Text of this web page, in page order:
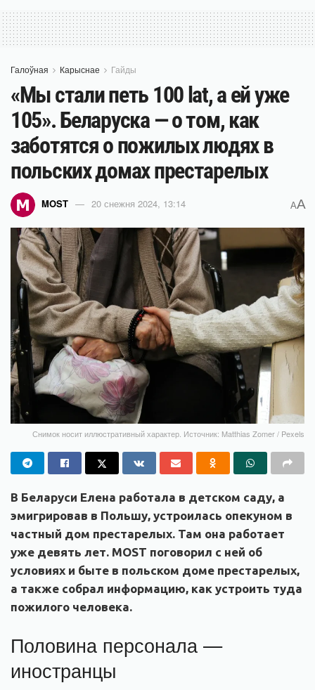
Галоўная Карыснае Гайды
«Мы стали петь 100 lat, а ей уже
105». Беларуска — о том, как
заботятся о пожилых людях в
польских домах престарелых
MOST 20 снежня 2024, 13:14 AA
Снимок носит иллюстративный характер. Источник: Matthias Zomer / Pexels
В Беларуси Елена работала в детском саду, а
эмигрировав в Польшу, устроилась опекуном в
частный дом престарелых. Там она работает
уже девять лет. MOST поговорил с ней об
условиях и быте в польском доме престарелых,
а также собрал информацию, как устроить туда
пожилого человека.
Половина персонала —
иностранцы